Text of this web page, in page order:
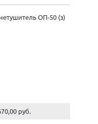
ОП-50 (з)
руб.